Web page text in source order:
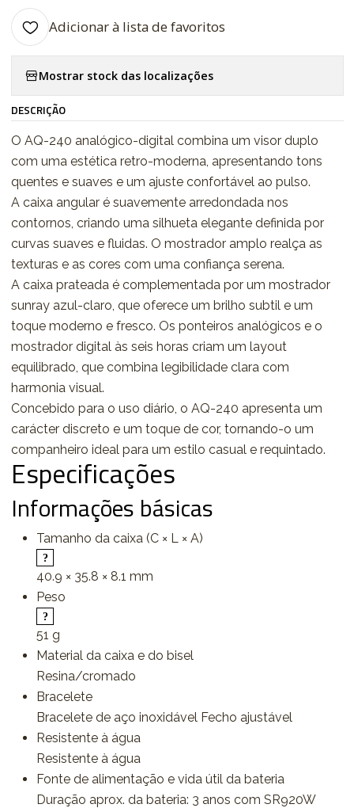
Adicionar à lista de favoritos
Mostrar stock das localizações
DESCRIÇÃO
O AQ-240 analógico-digital combina um visor duplo
com uma estética retro-moderna, apresentando tons
quentes e suaves e um ajuste confortável ao pulso.
A caixa angular é suavemente arredondada nos
contornos, criando uma silhueta elegante definida por
curvas suaves e fluidas. O mostrador amplo realça as
texturas e as cores com uma confiança serena.
A caixa prateada é complementada por um mostrador
sunray azul-claro, que oferece um brilho subtil e um
toque moderno e fresco. Os ponteiros analógicos e o
mostrador digital às seis horas criam um layout
equilibrado, que combina legibilidade clara com
harmonia visual.
Concebido para o uso diário, o AQ-240 apresenta um
carácter discreto e um toque de cor, tornando-o um
companheiro ideal para um estilo casual e requintado.
Especificações
Informações básicas
Tamanho da caixa (C × L × A)
40.9 × 35.8 × 8.1 mm
Peso
51 g
Material da caixa e do bisel
Resina/cromado
Bracelete
Bracelete de aço inoxidável Fecho ajustável
Resistente à água
Resistente à água
Fonte de alimentação e vida útil da bateria
Duração aprox. da bateria: 3 anos com SR920W